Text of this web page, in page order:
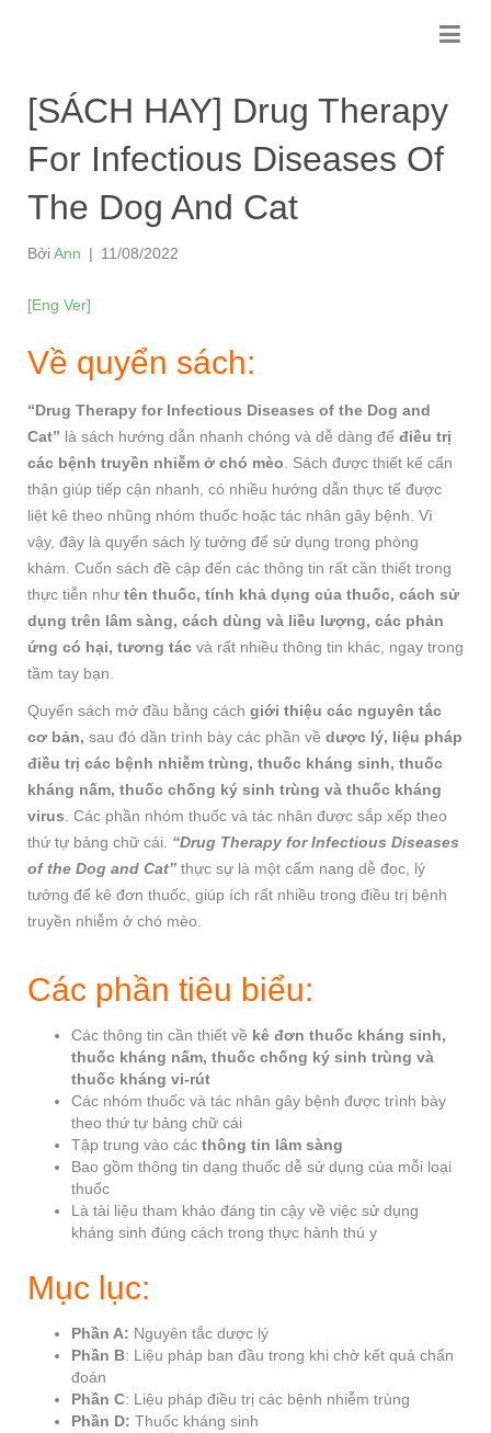
[SÁCH HAY] Drug Therapy
For Infectious Diseases Of
The Dog And Cat
Bởi Ann | 11/08/2022
[Eng Ver]
Về quyển sách:
“Drug Therapy for Infectious Diseases of the Dog and
Cat” là sách hướng dẫn nhanh chóng và dễ dàng để điều trị
các bệnh truyền nhiễm ở chó mèo . Sách được thiết kế cẩn
thận giúp tiếp cận nhanh, có nhiều hướng dẫn thực tế được
liệt kê theo nhũng nhóm thuốc hoặc tác nhân gây bệnh. Vì
vậy, đây là quyển sách lý tưởng để sử dụng trong phòng
khám. Cuốn sách đề cập đến các thông tin rất cần thiết trong
thực tiễn như tên thuốc, tính khả dụng của thuốc, cách sử
dụng trên lâm sàng, cách dùng và liều lượng, các phản
ứng có hại, tương tác và rất nhiều thông tin khác, ngay trong
tầm tay bạn.
Quyển sách mở đầu bằng cách giới thiệu các nguyên tắc
cơ bản, sau đó dần trình bày các phần về dược lý, liệu pháp
điều trị các bệnh nhiễm trùng, thuốc kháng sinh, thuốc
kháng nấm, thuốc chống ký sinh trùng và thuốc kháng
virus . Các phần nhóm thuốc và tác nhân được sắp xếp theo
thứ tự bảng chữ cái. “Drug Therapy for Infectious Diseases
of the Dog and Cat” thực sự là một cẩm nang dễ đọc, lý
tưởng để kê đơn thuốc, giúp ích rất nhiều trong điều trị bệnh
truyền nhiễm ở chó mèo.
Các phần tiêu biểu:
Các thông tin cần thiết về kê đơn thuốc kháng sinh,
thuốc kháng nấm, thuốc chống ký sinh trùng và
thuốc kháng vi-rút
Các nhóm thuốc và tác nhân gây bệnh được trình bày
theo thứ tự bảng chữ cái
Tập trung vào các thông tin lâm sàng
Bao gồm thông tin dạng thuốc dễ sử dụng của mỗi loại
thuốc
Là tài liệu tham khảo đáng tin cậy về việc sử dụng
kháng sinh đúng cách trong thực hành thú y
Mục lục:
Phần A: Nguyên tắc dược lý
Phần B: Liệu pháp ban đầu trong khi chờ kết quả chẩn
đoán
Phần C: Liệu pháp điều trị các bệnh nhiễm trùng
Phần D: Thuốc kháng sinh